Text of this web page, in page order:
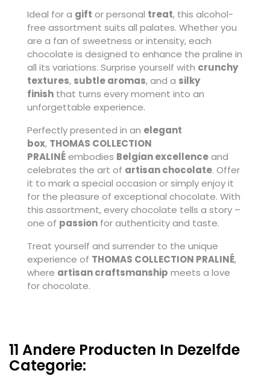
Ideal for a gift or personal treat, this alcohol-
free assortment suits all palates. Whether you
are a fan of sweetness or intensity, each
chocolate is designed to enhance the praline in
all its variations. Surprise yourself with crunchy
textures, subtle aromas, and a silky
finish that turns every moment into an
unforgettable experience.
Perfectly presented in an elegant
box, THOMAS COLLECTION
PRALINÉembodies Belgian excellenceand
celebrates the art of artisan chocolate. Offer
it to mark a special occasion or simply enjoy it
for the pleasure of exceptional chocolate. With
this assortment, every chocolate tells a story –
one of passion for authenticity and taste.
Treat yourself and surrender to the unique
experience of THOMAS COLLECTION PRALINÉ,
where artisan craftsmanship meets a love
for chocolate.
11 Andere Producten In Dezelfde
Categorie: